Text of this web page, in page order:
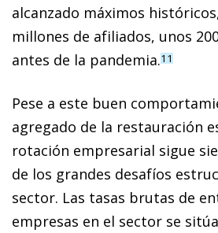
alcanzado máximos
millones de afiliados, unos
antes de la pandemia.11
Pese a este buen
agregado de la restauración
rotación empresarial sigue
de los grandes desafíos
sector. Las tasas brutas de
empresas en el sector se